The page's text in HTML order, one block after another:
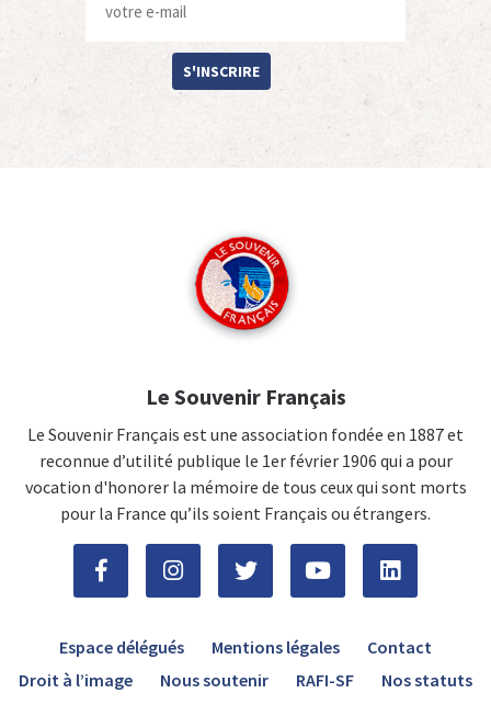
S'INSCRIRE
Le Souvenir Français
Le Souvenir Français est une association fondée en 1887 et
reconnue d’utilité publique le 1er février 1906 qui a pour
vocation d'honorer la mémoire de tous ceux qui sont morts
pour la France qu’ils soient Français ou étrangers.
Espace délégués Mentions légales
Contact
Droit à l’image
Nous soutenir RAFI-SF Nos statuts